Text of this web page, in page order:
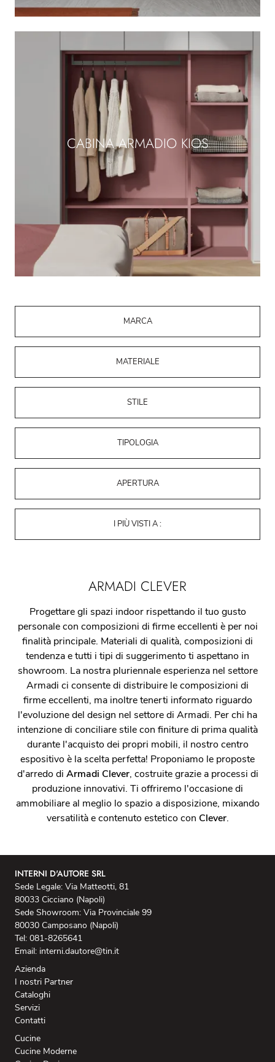
MARCA
MATERIALE
STILE
TIPOLOGIA
APERTURA
I PIÙ VISTI A :
CABINA ARMADIO KIOS
ARMADI CLEVER
Progettare gli spazi indoor rispettando il tuo gusto
personale con composizioni di firme eccellenti è per noi
finalità principale. Materiali di qualità, composizioni di
tendenza e tutti i tipi di suggerimento ti aspettano in
showroom. La nostra pluriennale esperienza nel settore
Armadi ci consente di distribuire le composizioni di
firme eccellenti, ma inoltre tenerti informato riguardo
l'evoluzione del design nel settore di Armadi. Per chi ha
intenzione di conciliare stile con finiture di prima qualità
durante l'acquisto dei propri mobili, il nostro centro
espositivo è la scelta perfetta! Proponiamo le proposte
d'arredo di Armadi Clever, costruite grazie a processi di
produzione innovativi. Ti offriremo l'occasione di
ammobiliare al meglio lo spazio a disposizione, mixando
versatilità e contenuto estetico con Clever.
INTERNI D'AUTORE SRL
Sede Legale: Via Matteotti, 81
80033 Cicciano (Napoli)
Sede Showroom: Via Provinciale 99
80030 Camposano (Napoli)
Tel: 081-8265641
Email: interni.dautore@tin.it
Azienda
I nostri Partner
Cataloghi
Servizi
Contatti
Cucine
Cucine Moderne